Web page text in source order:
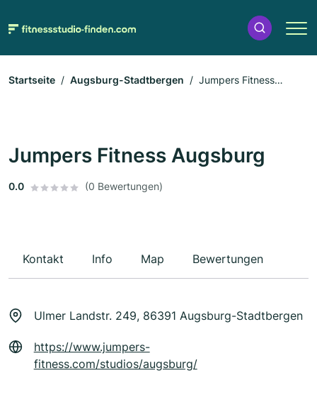
Startseite Augsburg-Stadtbergen
Jumpers Fitness
Jumpers Fitness Augsburg
0.0 (0 Bewertungen)
Kontakt Info Map Bewertungen
Ulmer Landstr. 249, 86391 Augsburg-Stadtbergen
https://www.jumpers-
fitness.com/studios/augsburg/